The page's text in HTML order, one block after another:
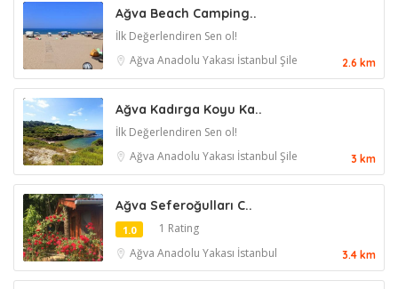
Ağva Beach Camping..
İlk Değerlendiren Sen ol!
Ağva Anadolu Yakası İstanbul Şile 2.6 km
Ağva Kadırga Koyu Ka..
İlk Değerlendiren Sen ol!
Ağva Anadolu Yakası İstanbul Şile 3 km
Ağva Seferoğulları C..
1.0
1 Rating
Ağva Anadolu Yakası İstanbul 3.4 km